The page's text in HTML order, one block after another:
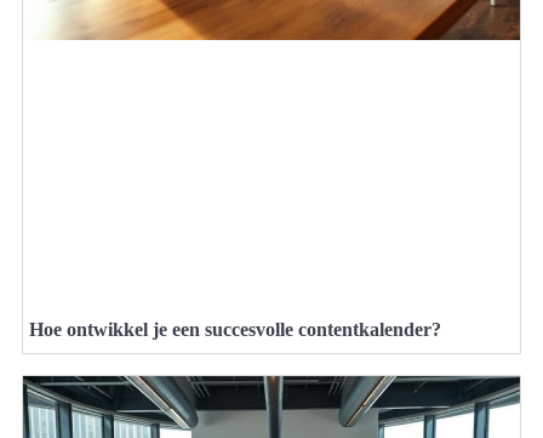
Hoe ontwikkel je een succesvolle contentkalender?